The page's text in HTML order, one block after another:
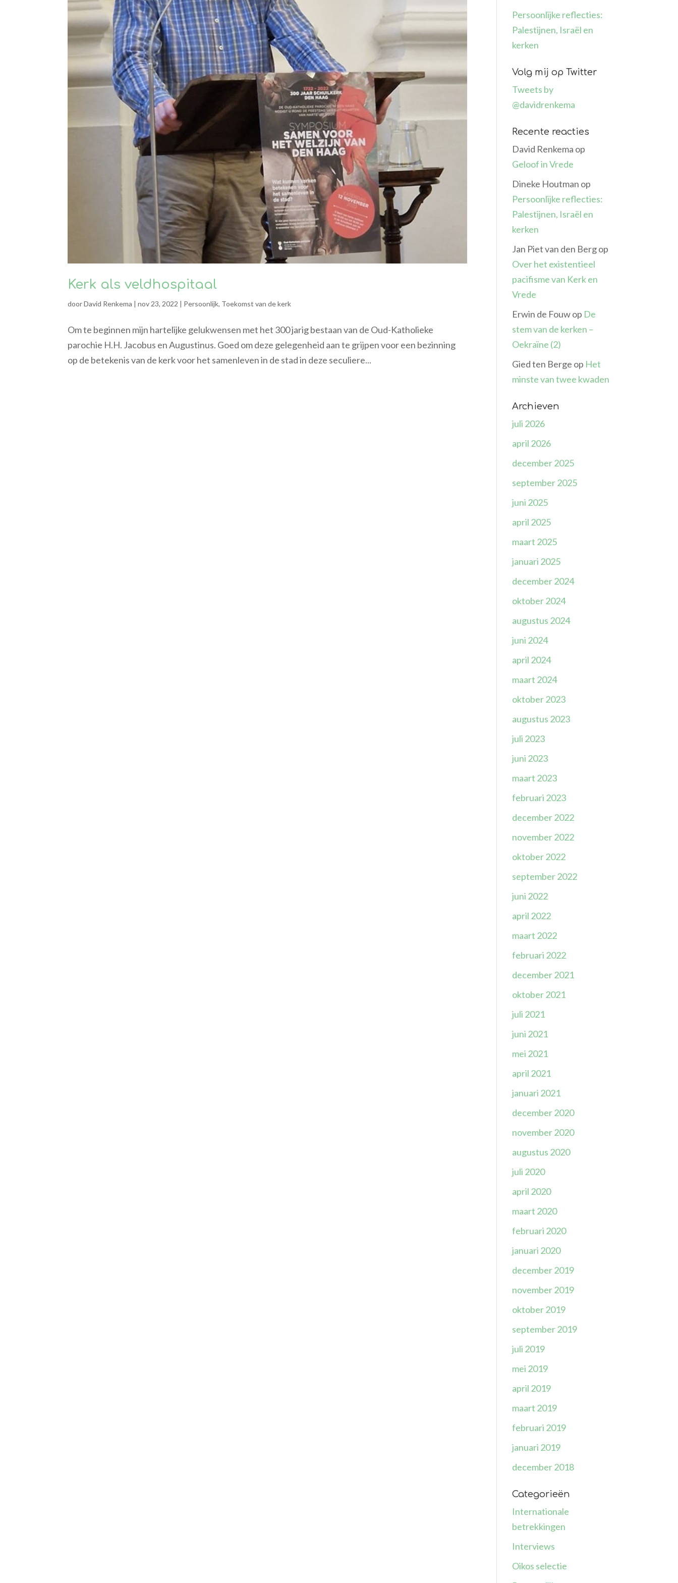
Kerk als veldhospitaal
doorDavid Renkema |nov 23, 2022 | Persoonlijk, Toekomst van de kerk
Om te beginnen mijn hartelijke gelukwensen met het 300 jarig bestaan van de Oud-Katholieke
parochie H.H. Jacobus en Augustinus. Goed om deze gelegenheid aan te grijpen voor een bezinning
op de betekenis van de kerk voor het samenleven in de stad in deze seculiere...
Persoonlijke reflecties:
Palestijnen, Israël en
kerken
Volg mij op Twitter
Tweets by
@davidrenkema
Recente reacties
David Renkema op
Geloof in Vrede
Dineke Houtman op
Persoonlijke reflecties:
Palestijnen, Israël en
kerken
Jan Piet van den Bergop
Over het existentieel
pacifisme van Kerk en
Vrede
Erwin de Fouwop De
stem van de kerken –
Oekraïne (2)
Gied ten Berge op Het
minste van twee kwaden
Archieven
juli 2026
april 2026
december 2025
september 2025
juni 2025
april 2025
maart 2025
januari 2025
december 2024
oktober 2024
augustus 2024
juni 2024
april 2024
maart 2024
oktober 2023
augustus 2023
juli 2023
juni 2023
maart 2023
februari 2023
december 2022
november 2022
oktober 2022
september 2022
juni 2022
april 2022
maart 2022
februari 2022
december 2021
oktober 2021
juli 2021
juni 2021
mei 2021
april 2021
januari 2021
december 2020
november 2020
augustus 2020
juli 2020
april 2020
maart 2020
februari 2020
januari 2020
december 2019
november 2019
oktober 2019
september 2019
juli 2019
mei 2019
april 2019
maart 2019
februari 2019
januari 2019
december 2018
Categorieën
Internationale
betrekkingen
Interviews
Oikos selectie